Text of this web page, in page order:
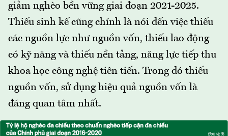
giảm nghèo bền vững giai đoạn 2021-2025.
Thiếu sinh kế cũng chính là nói đến việc thiếu
các nguồn lực như nguồn vốn, thiếu lao động
có kỹ năng và thiếu nền tảng, năng lực tiếp thu
khoa học công nghệ tiên tiến. Trong đó thiếu
nguồn vốn, sử dụng hiệu quả nguồn vốn là
đáng quan tâm nhất.